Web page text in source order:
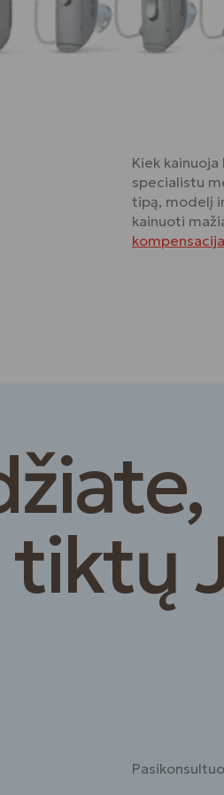
Kiek
specialistu
tipą, modelį
kainuoti
kompensacija